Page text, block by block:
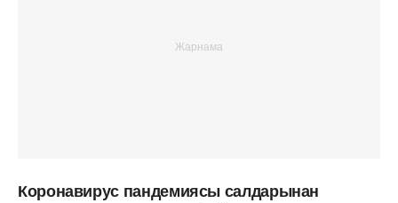
Коронавирус пандемиясы салдарынан